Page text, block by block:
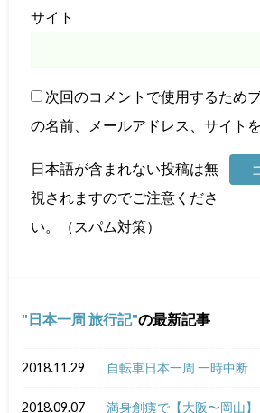
サイト
次回のコメントで使用するため
の名前、メールアドレス、サイトを
日本語が含まれない投稿は無
視されますのでご注意くださ
い。（スパム対策）
日本一周 旅行記 の最新記事
2018.11.29 自転車日本一周 一時中断
2018.09.07 満身創痍で【大阪〜岡山】